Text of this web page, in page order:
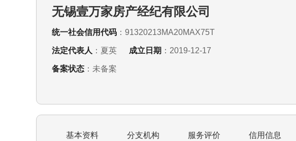
无锡壹万家房产经纪有限公司
统一社会信用代码 ：91320213MA20MAX75T
法定代表人 ：夏英 成立日期 ：2019-12-17
备案状态 ：未备案
基本资料 分支机构 服务评价 信用信息